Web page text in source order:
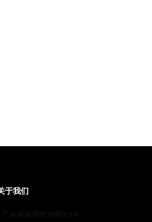
于我们
广东省深圳市光明街1号